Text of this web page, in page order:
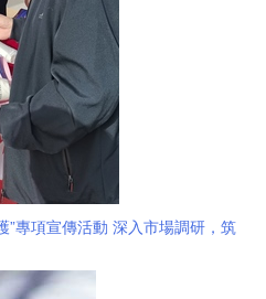
”專項宣傳活動 深入市場調研，筑